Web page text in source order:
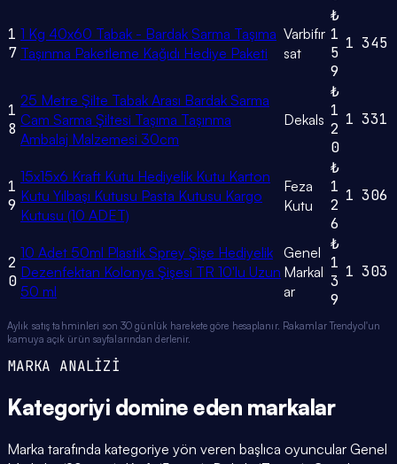
1
7
1 Kg 40x60 Tabak - Bardak Sarma Taşıma
Taşınma Paketleme Kağıdı Hediye Paketi
Varbifır
sat
₺
1
5
9
1 345
1
8
25 Metre Şilte Tabak Arası Bardak Sarma
Cam Sarma Şiltesi Taşıma Taşınma
Ambalaj Malzemesi 30cm
Dekals
₺
1
2
0
1 331
1
9
15x15x6 Kraft Kutu Hediyelik Kutu Karton
Kutu Yılbaşı Kutusu Pasta Kutusu Kargo
Kutusu (10 ADET)
Feza
Kutu
₺
1
2
6
1 306
2
0
10 Adet 50ml Plastik Sprey Şişe Hediyelik
Dezenfektan Kolonya Şişesi TR 10'lu Uzun
50 ml
Genel
Markal
ar
₺
1
3
9
1 303
Aylık satış tahminleri son 30 günlük harekete göre hesaplanır. Rakamlar Trendyol'un
kamuya açık ürün sayfalarından derlenir.
MARKA ANALİZİ
Kategoriyi domine eden markalar
Marka tarafında kategoriye yön veren başlıca oyuncular Genel